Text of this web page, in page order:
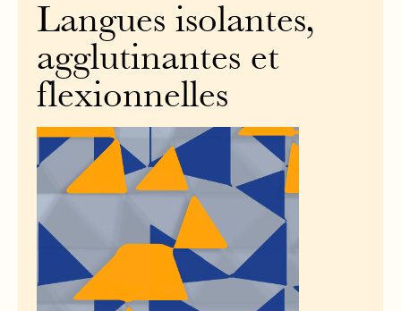
Langues isolantes,
agglutinantes et
flexionnelles